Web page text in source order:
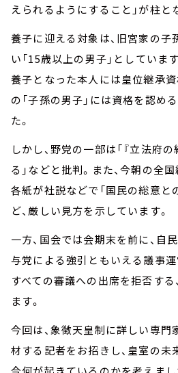
えられるようにすること」が柱と
養子に迎える対象は、旧宮家の
い「15歳以上の男子」としています
養子となった本人には皇位継承資
の「子孫の男子」には資格を認め
た。
しかし、野党の一部は「『立法府
る」などと批判。また、今朝の全
各紙が社説などで「国民の総意と
ど、厳しい見方を示しています。
一方、国会では会期末を前に、自
与党による強引ともいえる議事運
すべての審議への出席を拒否する
ます。
今回は、象徴天皇制に詳しい専門
材する記者をお招きし、皇室の未